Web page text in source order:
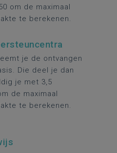
om de maximaal
te berekenen.
je de ontvangen
Die deel je dan
je met 3,5
de maximaal
te berekenen.